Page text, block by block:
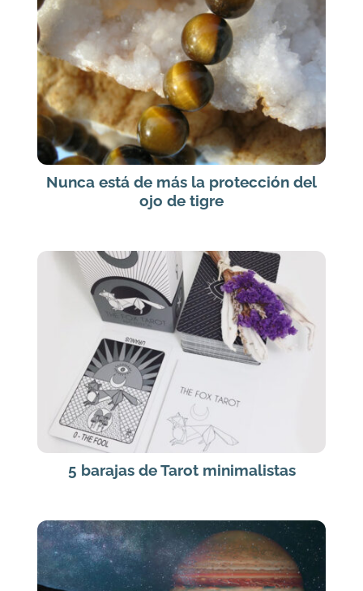
Nunca está de más la protección del
ojo de tigre
5 barajas de Tarot minimalistas